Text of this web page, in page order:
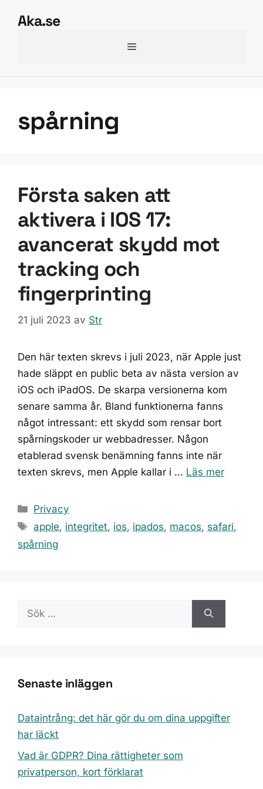
Aka.se
Meny
spårning
Första saken att
aktivera i IOS 17:
avancerat skydd mot
tracking och
fingerprinting
21 juli 2023 av Str
Den här texten skrevs i juli 2023, när Apple just
hade släppt en public beta av nästa version av
iOS och iPadOS. De skarpa versionerna kom
senare samma år. Bland funktionerna fanns
något intressant: ett skydd som rensar bort
spårningskoder ur webbadresser. Någon
etablerad svensk benämning fanns inte när
texten skrevs, men Apple kallar i … Läs mer
Kategorier
Privacy
Etiketter
apple, integritet, ios, ipados, macos, safari,
spårning
Sök
Senaste inläggen
Dataintrång: det här gör du om dina uppgifter
har läckt
Vad är GDPR? Dina rättigheter som
privatperson, kort förklarat